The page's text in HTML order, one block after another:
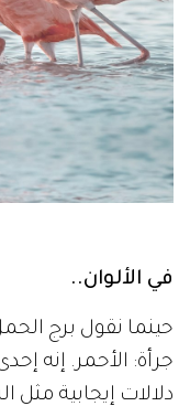
في الألوان..
حينما نقول برج
جرأة: الأحمر. إنه
دلالات إيجابية